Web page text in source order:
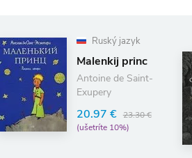
Ruský jazyk
Malenkij princ
Antoine de Saint-
Exupery
20.97 € 23.30 €
(ušetríte 10%)